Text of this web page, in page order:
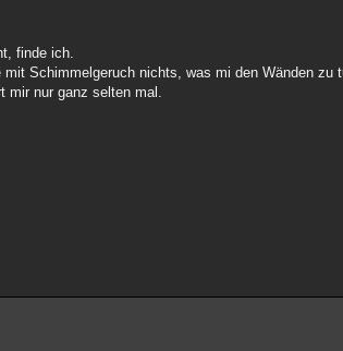
finde ich.
mit Schimmelgeruch nichts, was mi den Wänden
mir nur ganz selten mal.